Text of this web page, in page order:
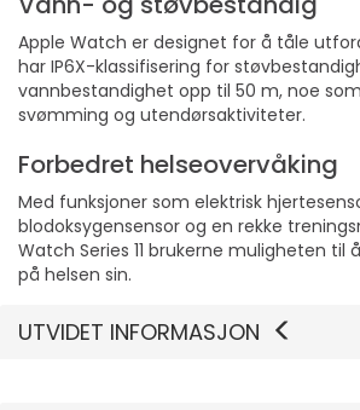
Apple Watch er designet for å tåle
har IP6X-klassifisering for
vannbestandighet opp til 50 m, noe
svømming og utendørsaktiviteter.
Forbedret helseovervåking
Med funksjoner som elektrisk
blodoksygensensor og en rekke
Watch Series 11 brukerne muligheten til
på helsen sin.
UTVIDET INFORMASJON